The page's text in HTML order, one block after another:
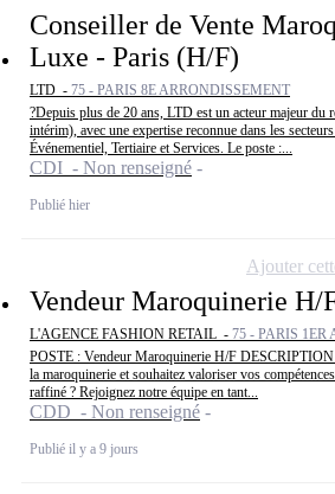
Conseiller de Vente
Luxe - Paris (H/F)
LTD - 75 - PARIS 8E ARRONDISSEMENT
?Depuis plus de 20 ans, LTD est un acteur majeur du
intérim), avec une expertise reconnue dans les
Événementiel, Tertiaire et Services. Le poste :...
CDI - Non renseigné
Publié hier
Vendeur Maroquinerie H/
L'AGENCE FASHION RETAIL - 75 - PARIS 1ER
POSTE : Vendeur Maroquinerie H/F DESCRIPTION
la maroquinerie et souhaitez valoriser vos
raffiné ? Rejoignez notre équipe en tant...
CDD - Non renseigné
Publié il y a 9 jours
Ajouter